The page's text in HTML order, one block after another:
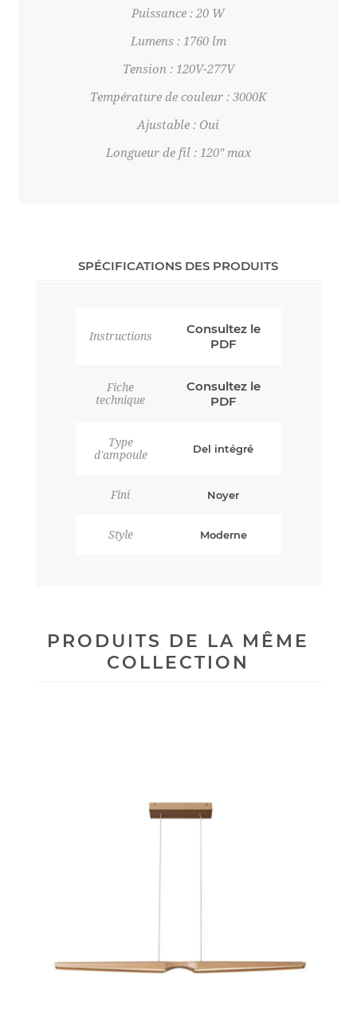
Puissance : 20 W
Lumens : 1760 lm
Tension : 120V-277V
Température de couleur : 3000K
Ajustable : Oui
Longueur de fil : 120" max
SPÉCIFICATIONS DES PRODUITS
Instructions
Consultez le
PDF
Fiche
technique
Consultez le
PDF
Type
d'ampoule
Del intégré
Fini Noyer
Style Moderne
PRODUITS DE LA MÊME
COLLECTION